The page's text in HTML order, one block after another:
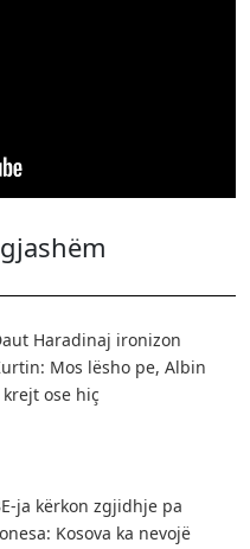
Haradinaj ironizon
Mos lësho pe, Albin
krejt ose hiç
ja kërkon zgjidhje pa
Kosova ka nevojë